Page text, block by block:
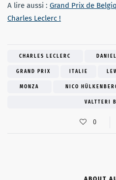
A lire aussi : Grand Prix de
Charles Leclerc !
CHARLES LECLERC
GRAND PRIX ITALIE
MONZA NICO
VALTTERI
0